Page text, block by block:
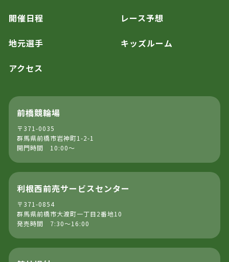
開催日程 レース予想
地元選手 キッズルーム
アクセス
前橋競輪場
〒371-0035
群馬県前橋市岩神町1-2-1
開門時間 10:00～
利根西前売サービスセンター
〒371-0854
群馬県前橋市大渡町一丁目2番地10
発売時間 7:30～16:00